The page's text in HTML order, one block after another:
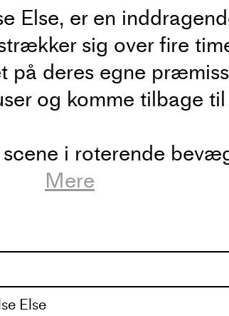
Else, er en
sig over fire
deres egne
og komme tilbage
i roterende
tolv højttalere danner
beskuer og
af de tre
Mere
Else